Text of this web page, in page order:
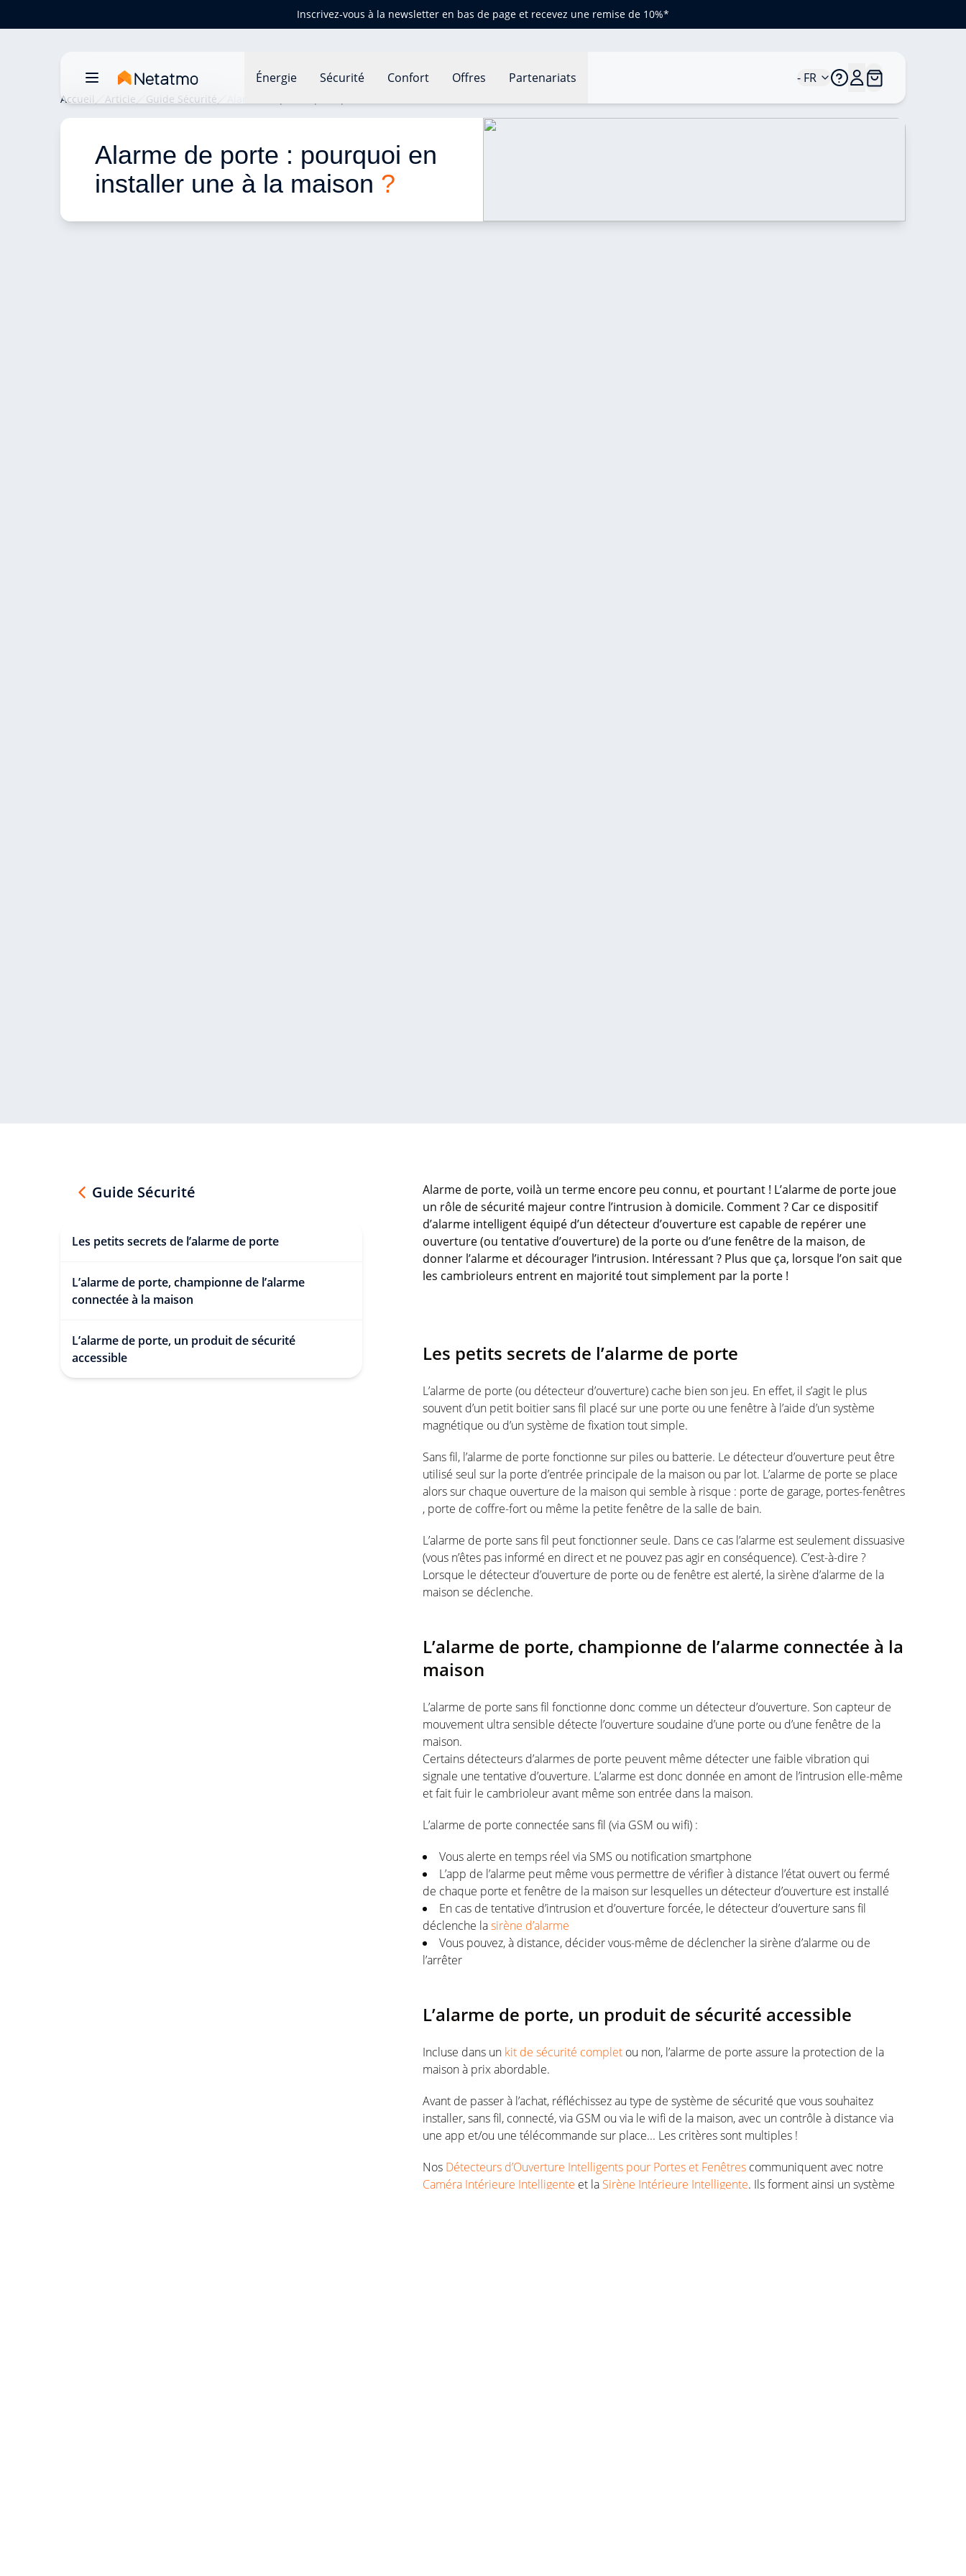
Inscrivez-vous à la newsletter en bas de page et recevez une remise de 10%*
Énergie Sécurité Confort Offres Partenariats - FR
Accueil Article Guide Sécurité
Alarme de porte : pourquoi en
installer une à la maison ?
Guide Sécurité
Les petits secrets de l’alarme de porte
L’alarme de porte, championne de l’alarme
connectée à la maison
L’alarme de porte, un produit de sécurité
accessible
Alarme de porte, voilà un terme encore peu connu, et pourtant ! L’alarme de porte joue
un rôle de sécurité majeur contre l’intrusion à domicile. Comment ? Car ce dispositif
d’alarme intelligent équipé d’un détecteur d’ouverture est capable de repérer une
ouverture (ou tentative d’ouverture) de la porte ou d’une fenêtre de la maison, de
donner l’alarme et décourager l’intrusion. Intéressant ? Plus que ça, lorsque l’on sait que
les cambrioleurs entrent en majorité tout simplement par la porte !
Les petits secrets de l’alarme de porte
L’alarme de porte (ou détecteur d’ouverture) cache bien son jeu. En effet, il s’agit le plus
souvent d’un petit boitier sans fil placé sur une porte ou une fenêtre à l’aide d’un système
magnétique ou d’un système de fixation tout simple.
Sans fil, l’alarme de porte fonctionne sur piles ou batterie. Le détecteur d’ouverture peut être
utilisé seul sur la porte d’entrée principale de la maison ou par lot. L’alarme de porte se place
alors sur chaque ouverture de la maison qui semble à risque : porte de garage, portes-fenêtres
, porte de coffre-fort ou même la petite fenêtre de la salle de bain.
L’alarme de porte sans fil peut fonctionner seule. Dans ce cas l’alarme est seulement dissuasive
(vous n’êtes pas informé en direct et ne pouvez pas agir en conséquence). C’est-à-dire ?
Lorsque le détecteur d’ouverture de porte ou de fenêtre est alerté, la sirène d’alarme de la
maison se déclenche.
L’alarme de porte, championne de l’alarme connectée à la
maison
L’alarme de porte sans fil fonctionne donc comme un détecteur d’ouverture. Son capteur de
mouvement ultra sensible détecte l’ouverture soudaine d’une porte ou d’une fenêtre de la
maison.
Certains détecteurs d’alarmes de porte peuvent même détecter une faible vibration qui
signale une tentative d’ouverture. L’alarme est donc donnée en amont de l’intrusion elle-même
et fait fuir le cambrioleur avant même son entrée dans la maison.
L’alarme de porte connectée sans fil (via GSM ou wifi) :
Vous alerte en temps réel via SMS ou notification smartphone
L’app de l’alarme peut même vous permettre de vérifier à distance l’état ouvert ou fermé
de chaque porte et fenêtre de la maison sur lesquelles un détecteur d’ouverture est installé
En cas de tentative d’intrusion et d’ouverture forcée, le détecteur d’ouverture sans fil
déclenche lasirène d’alarme
Vous pouvez, à distance, décider vous-même de déclencher la sirène d’alarme ou de
l’arrêter
L’alarme de porte, un produit de sécurité accessible
Incluse dans un kit de sécurité complet ou non, l’alarme de porte assure la protection de la
maison à prix abordable.
Avant de passer à l’achat, réfléchissez au type de système de sécurité que vous souhaitez
installer, sans fil, connecté, via GSM ou via le wifi de la maison, avec un contrôle à distance via
une app et/ou une télécommande sur place... Les critères sont multiples !
Nos Détecteurs d’Ouverture Intelligents pour Portes et Fenêtres communiquent avec notre
Caméra Intérieure Intelligente et la Sirène Intérieure Intelligente. Ils forment ainsi un système